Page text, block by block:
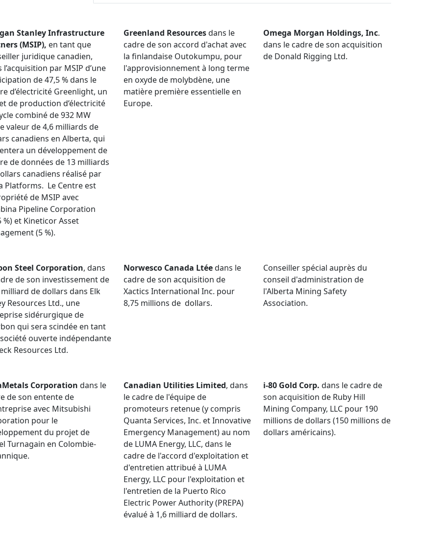
des installations de production d'électricité, des installations souterraines de stockage de gaz,
de captage du carbone, des parcs de stockage, des usines de production alimentaire, des
de transbordement, des lignes de train léger sur rail, des infrastructures de mines de charbon,
à charbon actif, ainsi que la construction et la modernisation à grande échelle de diverses
électriques et les installations de transmission.
Stanley Infrastructure
(MSIP), en tant que
juridique canadien,
l’acquisition par MSIP d’une
de 47,5 % dans le
d’électricité Greenlight, un
de production d’électricité
combiné de 932 MW
valeur de 4,6 milliards de
canadiens en Alberta, qui
un développement de
de données de 13 milliards
canadiens réalisé par
Platforms. Le Centre est
de MSIP avec
Pipeline Corporation
%) et Kineticor Asset
(5 %).
Greenland Resourcesdans le
cadre de son accord d'achat avec
la finlandaise Outokumpu, pour
l'approvisionnement à long terme
en oxyde de molybdène, une
matière première essentielle en
Europe.
Omega Morgan Holdings, Inc.
dans le cadre de son acquisition
de Donald Rigging Ltd.
Steel Corporation, dans
de son investissement de
milliard de dollars dans Elk
Resources Ltd., une
sidérurgique de
qui sera scindée en tant
ouverte indépendante
Resources Ltd.
Norwesco Canada Ltéedans le
cadre de son acquisition de
Xactics International Inc. pour
8,75 millions de dollars.
Conseiller spécial auprès du
conseil d'administration de
l'Alberta Mining Safety
Association.
Corporation dans le
de son entente de
avec Mitsubishi
pour le
du projet de
Turnagain en Colombie-
Canadian Utilities Limited, dans
le cadre de l'équipe de
promoteurs retenue (y compris
Quanta Services, Inc. et Innovative
Emergency Management) au nom
de LUMA Energy, LLC, dans le
cadre de l'accord d'exploitation et
d'entretien attribué à LUMA
Energy, LLC pour l'exploitation et
l'entretien de la Puerto Rico
Electric Power Authority (PREPA)
évalué à 1,6 milliard de dollars.
i-80 Gold Corp. dans le cadre de
son acquisition de Ruby Hill
Mining Company, LLC pour 190
millions de dollars (150 millions de
dollars américains).